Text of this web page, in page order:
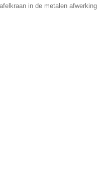
in de metalen afwerking